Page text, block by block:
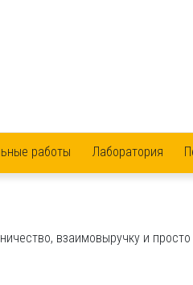
работы Лаборатория
взаимовыручку и